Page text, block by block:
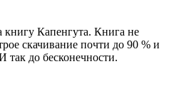
Капенгута. Книга не
скачивание почти до 90 % и
так до бесконечности.